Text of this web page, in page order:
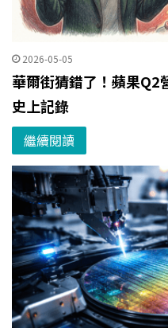
2026-05-05
華爾街猜錯了！蘋果Q2
史上記錄
繼續閱讀